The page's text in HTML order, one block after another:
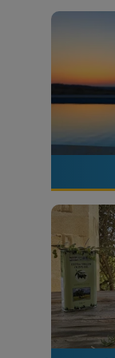
Für
Weitere
WLAN
uns
Safe &
Doppel-